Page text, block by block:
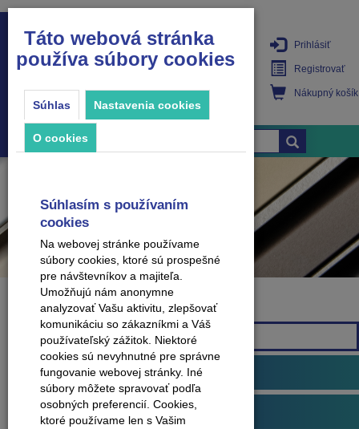
PRODUKTY
Prihlásiť
Registrovať
Nákupný košík
Značka
Všetky značky
Podlahové profily
Plávajúce podlahy
Táto webová stránka
používa súbory cookies
Súhlas Nastavenia cookies
O cookies
Súhlasím s používaním
cookies
Na webovej stránke používame
súbory cookies, ktoré sú prospešné
pre návštevníkov a majiteľa.
Umožňujú nám anonymne
analyzovať Vašu aktivitu, zlepšovať
komunikáciu so zákazníkmi a Váš
používateľský zážitok. Niektoré
cookies sú nevyhnutné pre správne
fungovanie webovej stránky. Iné
súbory môžete spravovať podľa
osobných preferencií. Cookies,
ktoré používame len s Vašim